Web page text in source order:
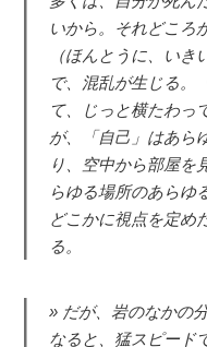
いから。それどころ
（ほんとうに、い
で、混乱が生じる。
て、じっと横たわっ
が、「自己」はあら
り、空中から部屋を
らゆる場所のあらゆ
どこかに視点を定め
る。
だが、岩のなかの
なると、猛スピード